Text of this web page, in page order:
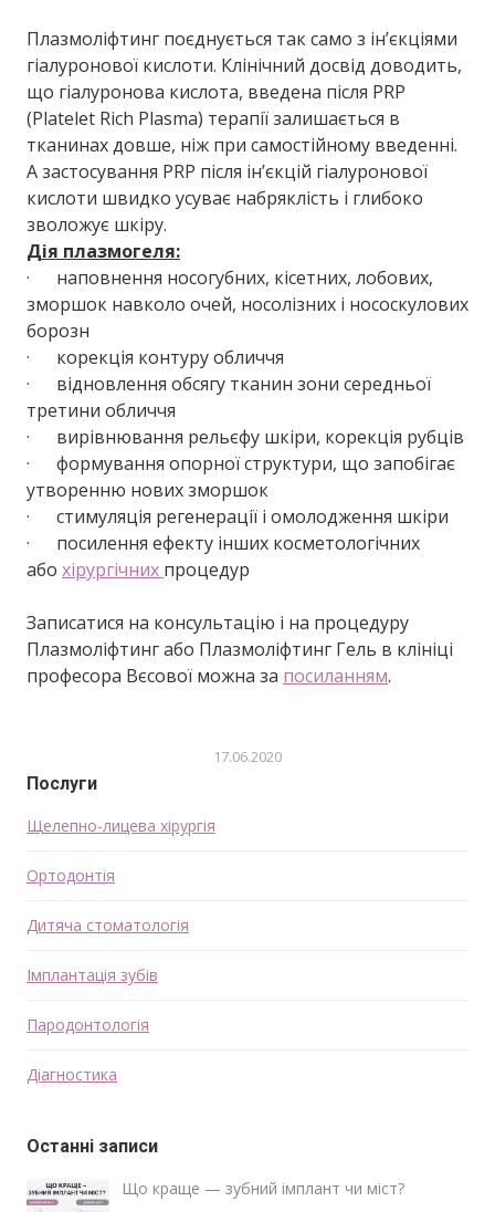
Плазмоліфтинг поєднується так само з ін’єкціями
гіалуронової кислоти. Клінічний досвід доводить,
що гіалуронова кислота, введена після PRP
(Platelet Rich Plasma) терапії залишається в
тканинах довше, ніж при самостійному введенні.
А застосування PRP після ін’єкцій гіалуронової
кислоти швидко усуває набряклість і глибоко
зволожує шкіру.
Дія плазмогеля:
· наповнення носогубних, кісетних, лобових,
зморшок навколо очей, носолізних і нососкулових
борозн
· корекція контуру обличчя
· відновлення обсягу тканин зони середньої
третини обличчя
· вирівнювання рельєфу шкіри, корекція рубців
· формування опорної структури, що запобігає
утворенню нових зморшок
· стимуляція регенерації і омолодження шкіри
· посилення ефекту інших косметологічних
або хірургічних процедур
Записатися на консультацію і на процедуру
Плазмоліфтинг або Плазмоліфтинг Гель в клініці
професора Вєсової можна за посиланням.
17.06.2020
Послуги
Щелепно-лицева хірургія
Ортодонтія
Дитяча стоматологія
Імплантація зубів
Пародонтологія
Діагностика
Останні записи
Що краще — зубний імплант чи міст?